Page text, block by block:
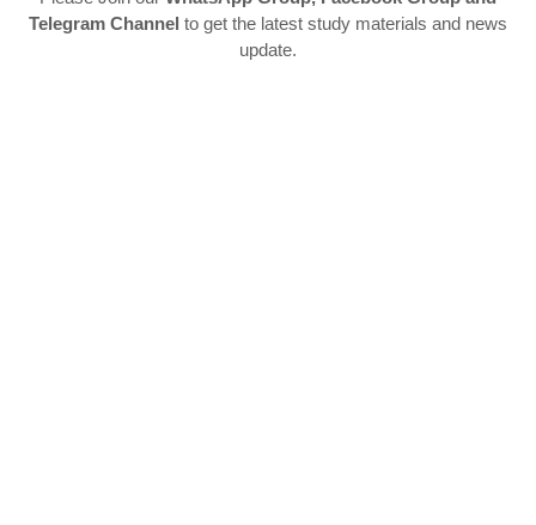
Telegram Channel to get the latest study materials and news
update.